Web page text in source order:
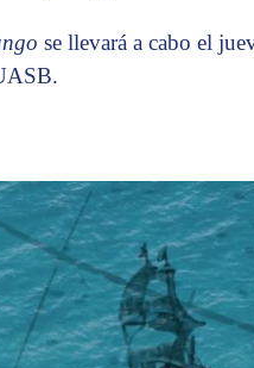
se llevará a cabo el